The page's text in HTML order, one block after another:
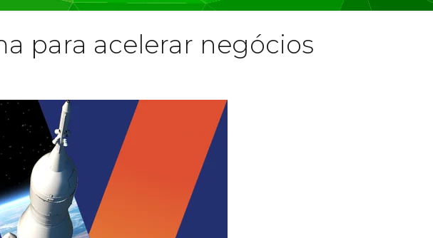
para acelerar negócios